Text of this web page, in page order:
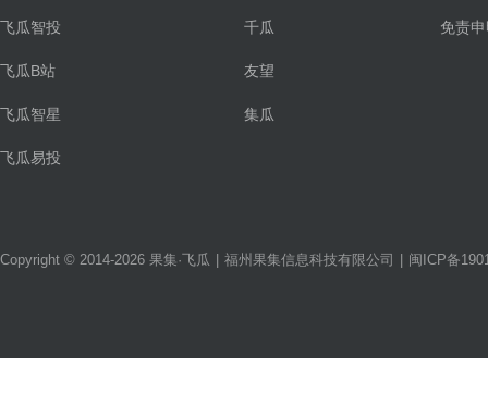
飞瓜智投
飞瓜B站
飞瓜智星
飞瓜易投
千瓜
友望
集瓜
免责
Copyright © 2014-2026 果集·飞瓜 福州果集信息科技有限公司 闽ICP备